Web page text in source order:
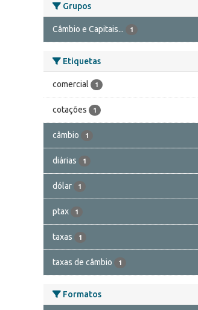
Grupos
Câmbio e Capitais... 1
Etiquetas
comercial 1
cotações 1
câmbio 1
diárias 1
dólar 1
ptax 1
taxas 1
taxas de câmbio 1
Formatos